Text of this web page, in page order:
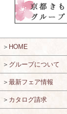
＞ HOME
＞ グループについて
＞ 最新フェア情報
＞ カタログ請求